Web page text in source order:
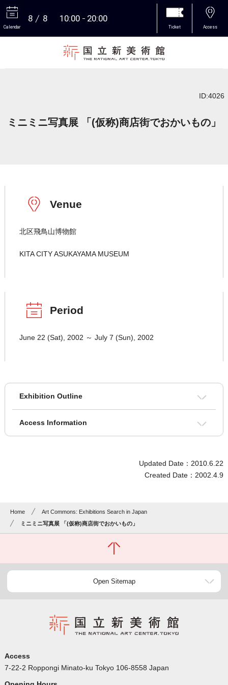
Calendar
8 8 10:00 20:00
Ticket Access
ID:4026
ミニミニ写真展 「(仮称)商店街でおかいもの」
Venue
北区飛鳥山博物館
KITA CITY ASUKAYAMA MUSEUM
Period
June 22 (Sat), 2002 ～ July 7 (Sun), 2002
Exhibition Outline
Access Information
Updated Date：2010.6.22
Created Date：2002.4.9
Home
Art Commons: Exhibitions Search in Japan
ミニミニ写真展 「(仮称)商店街でおかいもの」
Open Sitemap
Access
7-22-2 Roppongi Minato-ku Tokyo 106-8558 Japan